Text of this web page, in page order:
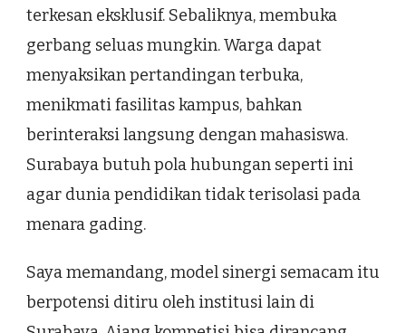
terkesan eksklusif. Sebaliknya, membuka
gerbang seluas mungkin. Warga dapat
menyaksikan pertandingan terbuka,
menikmati fasilitas kampus, bahkan
berinteraksi langsung dengan mahasiswa.
Surabaya butuh pola hubungan seperti ini
agar dunia pendidikan tidak terisolasi pada
menara gading.
Saya memandang, model sinergi semacam itu
berpotensi ditiru oleh institusi lain di